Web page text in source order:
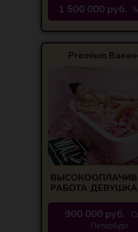
1 500 000 руб.
Premium
РАБОТА
ЛУЧШИЕ УСЛОВИЯ
900 000 руб.
Петербург